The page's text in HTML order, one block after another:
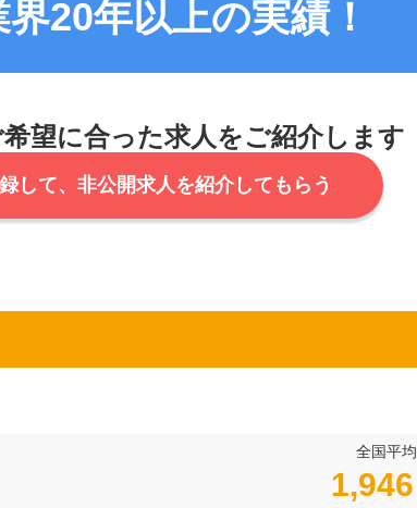
20年以上の実績！
望に合った求人をご紹介します
して、 非公開求人を紹介してもらう
全国平均
1,946